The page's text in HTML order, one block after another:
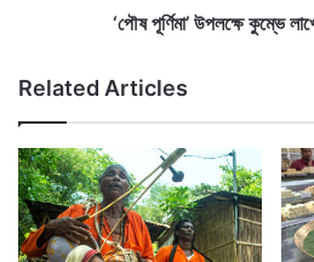
ল
হো
য়া
ট
স
অ্
যা
ম্ভে
লা
খো
মা
নু
ষে
র
‘পৌষ পূর্ণিমা’ উপলক্ষে কুম্ভে
Related Articles